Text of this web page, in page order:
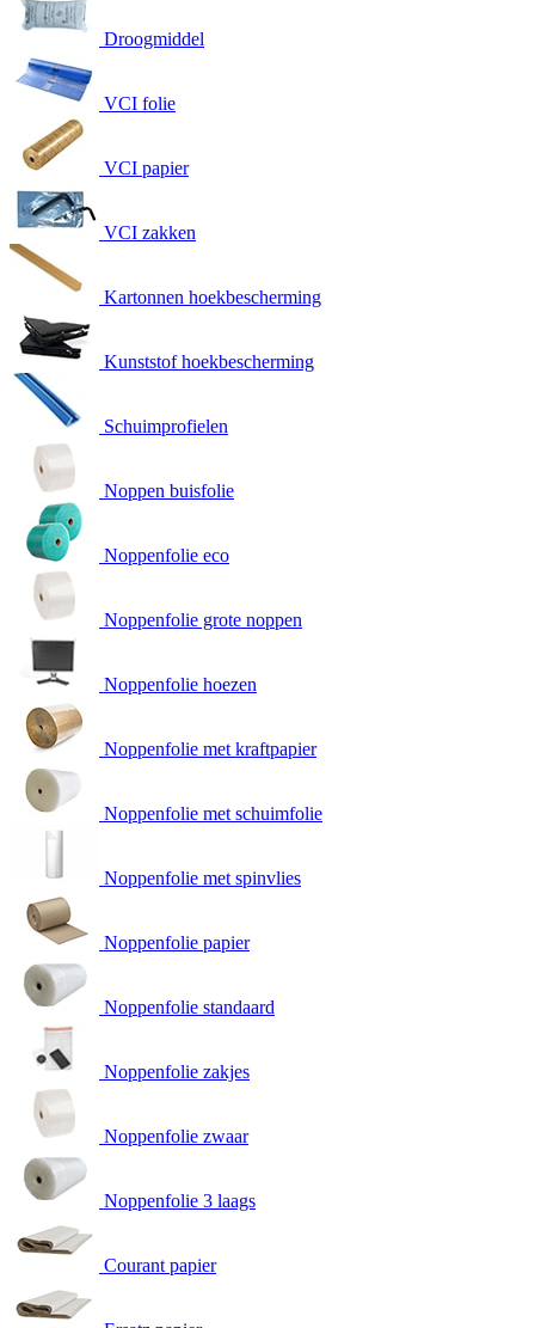
Droogmiddel
VCI folie
VCI papier
VCI zakken
Kartonnen hoekbescherming
Kunststof hoekbescherming
Schuimprofielen
Noppen buisfolie
Noppenfolie eco
Noppenfolie grote noppen
Noppenfolie hoezen
Noppenfolie met kraftpapier
Noppenfolie met schuimfolie
Noppenfolie met spinvlies
Noppenfolie papier
Noppenfolie standaard
Noppenfolie zakjes
Noppenfolie zwaar
Noppenfolie 3 laags
Courant papier